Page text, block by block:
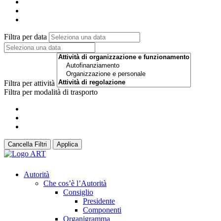
Filtra per data
Filtra per attività
Filtra per modalità di trasporto
Cancella Filtri Applica
Autorità
Che cos’è l’Autorità
Consiglio
Presidente
Componenti
Organigramma